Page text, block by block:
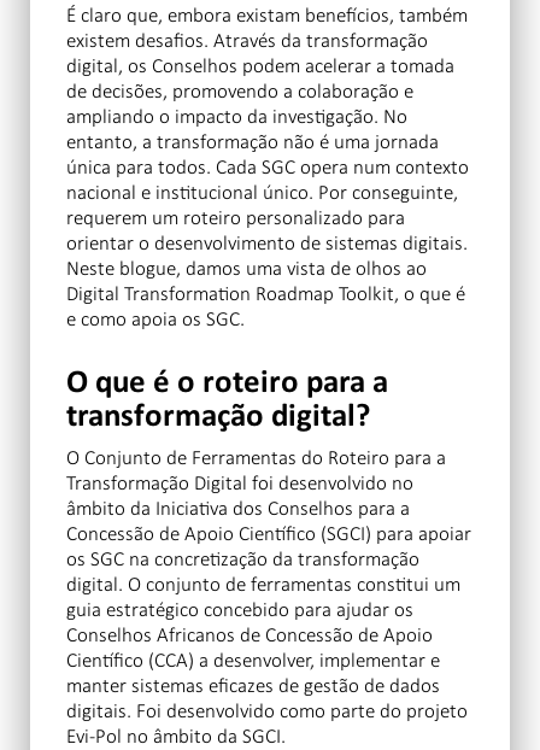
É claro que, embora existam benefícios, também
existem desafios. Através da transformação
digital, os Conselhos podem acelerar a tomada
de decisões, promovendo a colaboração e
ampliando o impacto da investigação. No
entanto, a transformação não é uma jornada
única para todos. Cada SGC opera num contexto
nacional e institucional único. Por conseguinte,
requerem um roteiro personalizado para
orientar o desenvolvimento de sistemas digitais.
Neste blogue, damos uma vista de olhos ao
Digital Transformation Roadmap Toolkit, o que é
e como apoia os SGC.
O que é o roteiro para a
transformação digital?
O Conjunto de Ferramentas do Roteiro para a
Transformação Digital foi desenvolvido no
âmbito da Iniciativa dos Conselhos para a
Concessão de Apoio Científico (SGCI) para apoiar
os SGC na concretização da transformação
digital. O conjunto de ferramentas constitui um
guia estratégico concebido para ajudar os
Conselhos Africanos de Concessão de Apoio
Científico (CCA) a desenvolver, implementar e
manter sistemas eficazes de gestão de dados
digitais. Foi desenvolvido como parte do projeto
Evi-Pol no âmbito da SGCI.